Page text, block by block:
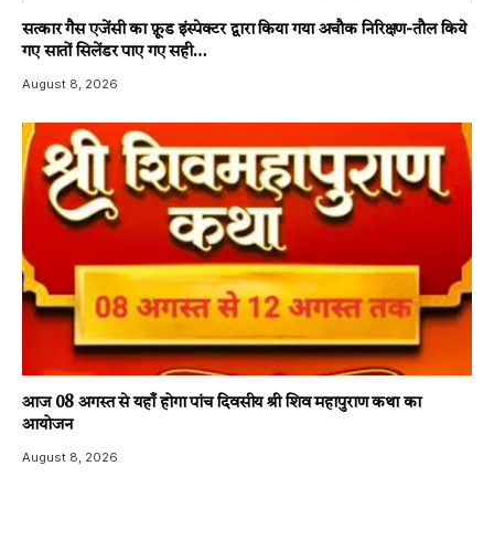
सत्कार गैस एजेंसी का फ़ूड इंस्पेक्टर द्वारा किया गया अचौक निरिक्षण-तौल किये
गए सातों सिलेंडर पाए गए सही…
August 8, 2026
आज 08 अगस्त से यहाँ होगा पांच दिवसीय श्री शिव महापुराण कथा का
आयोजन
August 8, 2026